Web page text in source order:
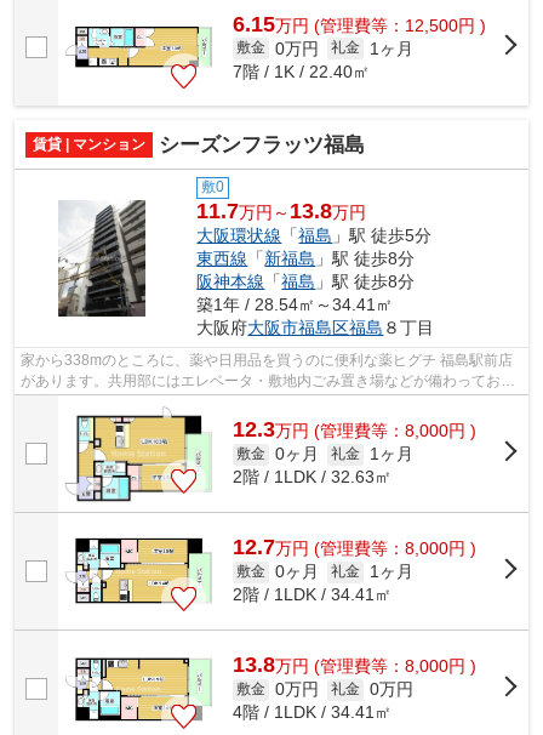
6.15万円 (管理費等：12,500円 )
敷金 0万円 礼金
1ヶ月
7階 / 1K / 22.40㎡
賃貸 | マンション シーズンフラッツ福島
敷0
11.7万円～ 13.8万円
大阪環状線 「福島 」駅 徒歩5分
東西線 「新福島 」駅 徒歩8分
阪神本線 「福島 」駅 徒歩8分
築1年 / 28.54㎡～34.41㎡
大阪府大阪市福島区福島 ８丁目
家から338mのところに、薬や日用品を買うのに便利な薬ヒグチ 福島駅前店
があります。共用部にはエレベータ・敷地内ごみ置き場などが備わっており
とても充実しています。冬場の換気にも...
12.3万円 (管理費等：8,000円 )
敷金 0ヶ月 礼金
1ヶ月
2階 / 1LDK / 32.63㎡
12.7万円 (管理費等：8,000円 )
敷金 0ヶ月 礼金
1ヶ月
2階 / 1LDK / 34.41㎡
13.8万円 (管理費等：8,000円 )
敷金 0万円 礼金 0万円
4階 / 1LDK / 34.41㎡